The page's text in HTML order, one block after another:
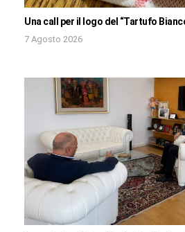
Una call per il logo del “Tartufo
7 Agosto 2026